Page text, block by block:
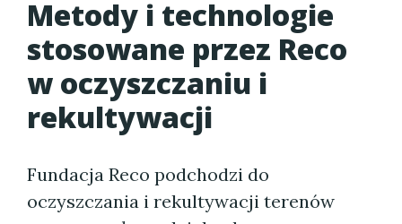
Metody i technologie
stosowane przez Reco
w oczyszczaniu i
rekultywacji
Fundacja Reco podchodzi do
oczyszczania i rekultywacji terenów